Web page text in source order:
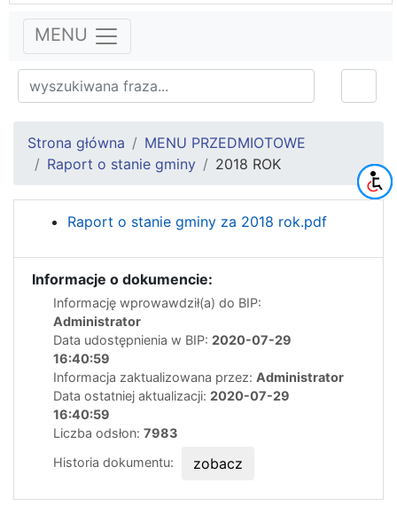
MENU
Strona główna
MENU PRZEDMIOTOWE
Raport o stanie gminy
2018 ROK
Raport o stanie gminy za 2018 rok.pdf
Informacje o dokumencie:
Informację wprowawdził(a) do BIP:
Administrator
Data udostępnienia w BIP: 2020-07-29
16:40:59
Informacja zaktualizowana przez: Administrator
Data ostatniej aktualizacji: 2020-07-29
16:40:59
Liczba odsłon: 7983
Historia dokumentu:
zobacz